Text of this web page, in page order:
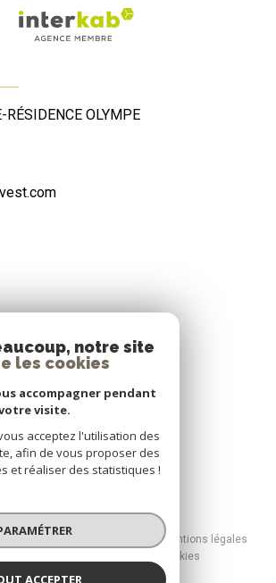
RÉSIDENCE OLYMPE
Nous adhérons
© 2026 | Tous droits réservés
Mentions légales
Cookies
notre site
les cookies
accompagner pendant
visite.
acceptez l'utilisation des
afin de vous proposer des
et réaliser des statistiques !
ACCEPTER